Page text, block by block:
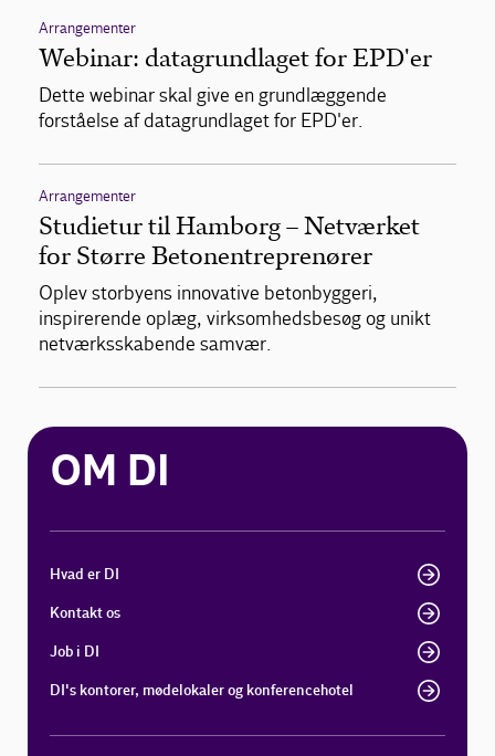
Arrangementer
Webinar: datagrundlaget for EPD'er
Dette webinar skal give en grundlæggende
forståelse af datagrundlaget for EPD'er.
Arrangementer
Studietur til Hamborg – Netværket
for Større Betonentreprenører
Oplev storbyens innovative betonbyggeri,
inspirerende oplæg, virksomhedsbesøg og unikt
netværksskabende samvær.
OM DI
Hvad er DI
Kontakt os
Job i DI
DI's kontorer, mødelokaler og konferencehotel